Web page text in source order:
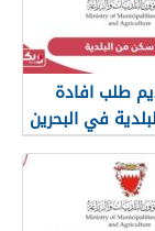
طلب افادة
في البحرين